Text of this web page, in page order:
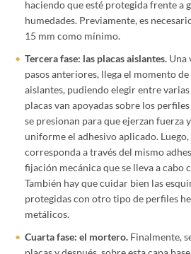
haciendo que esté protegida frente a
humedades. Previamente, es
15 mm como mínimo.
Tercera fase: las placas aislantes. Una
pasos anteriores, llega el momento
aislantes, pudiendo elegir entre
placas van apoyadas sobre los
se presionan para que ejerzan fuerza
uniforme el adhesivo aplicado.
corresponda a través del mismo
fijación mecánica que se lleva a cabo
También hay que cuidar bien las
protegidas con otro tipo de perfiles
metálicos.
Cuarta fase: el mortero. Finalmente,